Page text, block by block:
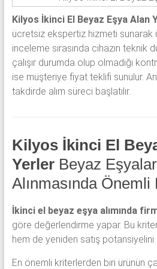
Kilyos İkinci El Beyaz Eşya Alan
ücretsiz ekspertiz hizmeti sunarak
inceleme sırasında cihazın teknik
çalışır durumda olup olmadığı
ise müşteriye fiyat teklifi sunulur.
takdirde alım süreci başlatılır.
Kilyos İkinci El
Yerler Beyaz
Alınmasında
İkinci el beyaz eşya alımında
göre değerlendirme yapar. Bu
hem de yeniden satış potansiyelini
En önemli kriterlerden biri ürünün